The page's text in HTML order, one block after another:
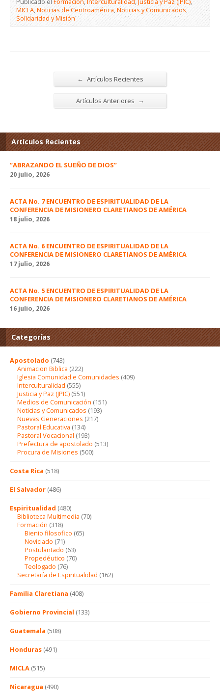
MICLA,Noticias de Centroamérica,Noticias y Comunicados,
Solidaridad y Misión
← Artículos Recientes
Artículos Anteriores →
Artículos Recientes
“ABRAZANDO EL SUEÑO DE DIOS”
20 julio, 2026
ACTA No. 7 ENCUENTRO DE ESPIRITUALIDAD DE LA
CONFERENCIA DE MISIONERO CLARETIANOS DE AMÉRICA
18 julio, 2026
ACTA No. 6 ENCUENTRO DE ESPIRITUALIDAD DE LA
CONFERENCIA DE MISIONERO CLARETIANOS DE AMÉRICA
17 julio, 2026
ACTA No. 5 ENCUENTRO DE ESPIRITUALIDAD DE LA
CONFERENCIA DE MISIONERO CLARETIANOS DE AMÉRICA
16 julio, 2026
Categorías
Apostolado (743)
Animacion Biblica (222)
Iglesia Comunidad e Comunidades (409)
Interculturalidad (555)
Justicia y Paz (JPIC) (551)
Medios de Comunicación (151)
Noticias y Comunicados (193)
Nuevas Generaciones (217)
Pastoral Educativa (134)
Pastoral Vocacional (193)
Prefectura de apostolado (513)
Procura de Misiones (500)
Costa Rica (518)
El Salvador (486)
Espiritualidad (480)
Biblioteca Multimedia (70)
Formación (318)
Bienio filosofico (65)
Noviciado (71)
Postulantado (63)
Propedéutico (70)
Teologado (76)
Secretaría de Espiritualidad (162)
Familia Claretiana (408)
Gobierno Provincial (133)
Guatemala (508)
Honduras (491)
MICLA (515)
Nicaragua (490)